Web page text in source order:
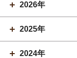
2026年
2025年
2024年